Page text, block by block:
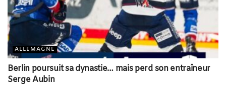
ALLEMAGNE
Berlin poursuit sa dynastie… mais perd son entraîneur
Serge Aubin